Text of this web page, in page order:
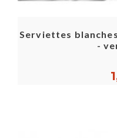
Serviettes
-